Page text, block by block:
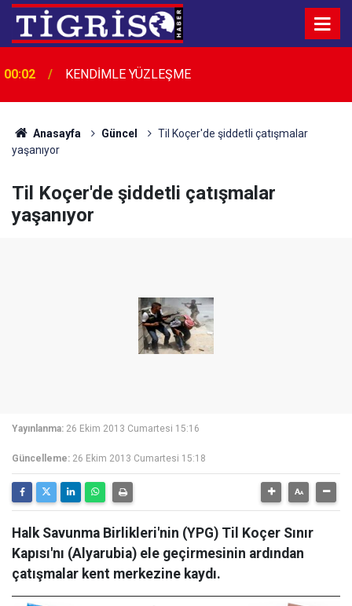
00:01
Bir Köfteci, Bir Gariban Dostu, Bir Diyarbakır
Efsanesi: Fikri Kalaylı
Anasayfa Güncel
Til Koçer'de şiddetli çatışmalar
yaşanıyor
Til Koçer'de şiddetli çatışmalar
yaşanıyor
Yayınlanma: 26 Ekim 2013 Cumartesi 15:16
Güncelleme: 26 Ekim 2013 Cumartesi 15:18
Halk Savunma Birlikleri'nin (YPG) Til Koçer Sınır
Kapısı'nı (Alyarubia) ele geçirmesinin ardından
çatışmalar kent merkezine kaydı.